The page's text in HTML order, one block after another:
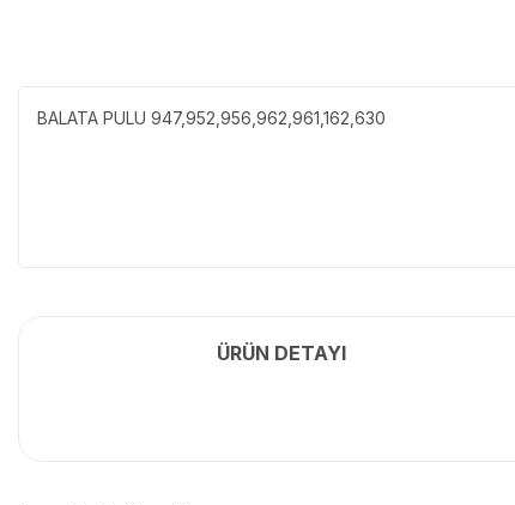
BALATA PULU 947,952,956,962,961,162,630
ÜRÜN DETAYI